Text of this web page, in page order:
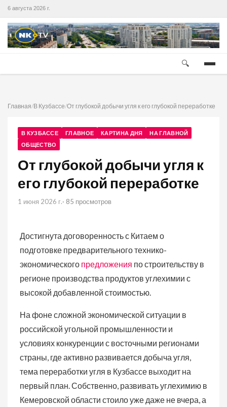
6 августа 2026 г.
🔍
Главная/В Кузбассе/От глубокой добычи угля к его глубокой переработке
В КУЗБАССЕ ГЛАВНОЕ КАРТИНА ДНЯ
НА ГЛАВНОЙ
ОБЩЕСТВО
От глубокой добычи угля к
его глубокой переработке
1 июня 2026 г.· 85 просмотров
Достигнута договоренность с Китаем о
подготовке предварительного технико-
экономического предложения по строительству в
регионе производства продуктов углехимии с
высокой добавленной стоимостью.
На фоне сложной экономической ситуации в
российской угольной промышленности и
условиях конкуренции с восточными регионами
страны, где активно развивается добыча угля,
тема переработки угля в Кузбассе выходит на
первый план. Собственно, развивать углехимию в
Кемеровской области стоило уже даже не вчера, а